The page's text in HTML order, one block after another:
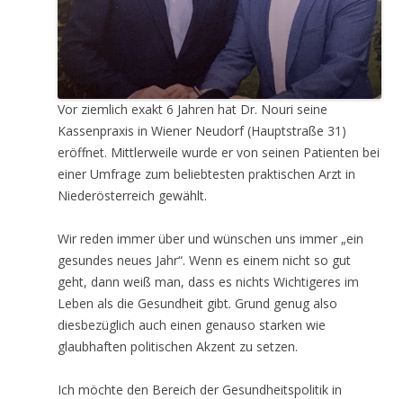
Vor ziemlich exakt 6 Jahren hat Dr. Nouri seine
Kassenpraxis in Wiener Neudorf (Hauptstraße 31)
eröffnet. Mittlerweile wurde er von seinen Patienten bei
einer Umfrage zum beliebtesten praktischen Arzt in
Niederösterreich gewählt.
Wir reden immer über und wünschen uns immer „ein
gesundes neues Jahr“. Wenn es einem nicht so gut
geht, dann weiß man, dass es nichts Wichtigeres im
Leben als die Gesundheit gibt. Grund genug also
diesbezüglich auch einen genauso starken wie
glaubhaften politischen Akzent zu setzen.
Ich möchte den Bereich der Gesundheitspolitik in